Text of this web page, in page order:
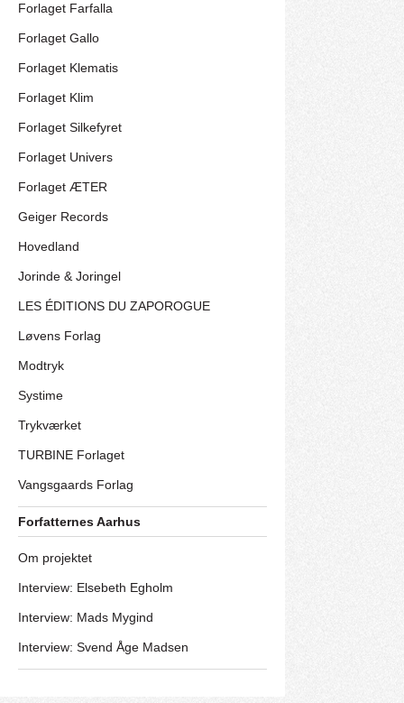
Forlaget Farfalla
Forlaget Gallo
Forlaget Klematis
Forlaget Klim
Forlaget Silkefyret
Forlaget Univers
Forlaget ÆTER
Geiger Records
Hovedland
Jorinde & Joringel
LES ÉDITIONS DU ZAPOROGUE
Løvens Forlag
Modtryk
Systime
Trykværket
TURBINE Forlaget
Vangsgaards Forlag
Forfatternes Aarhus
Om projektet
Interview: Elsebeth Egholm
Interview: Mads Mygind
Interview: Svend Åge Madsen